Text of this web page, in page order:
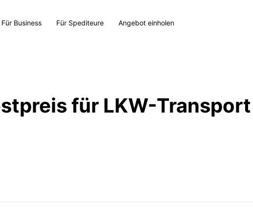
Für Business Für Spediteure Angebot einholen
für LKW-Transport